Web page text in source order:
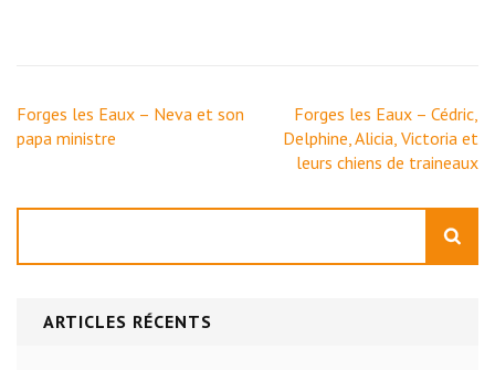
Navigation
de
Forges les Eaux – Neva et son
papa ministre
Forges les Eaux – Cédric,
Delphine, Alicia, Victoria et
leurs chiens de traineaux
ARTICLES RÉCENTS